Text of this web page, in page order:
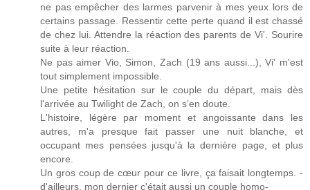
ne pas empêcher des larmes parvenir à mes yeux lors de
certains passage. Ressentir cette perte quand il est chassé
de chez lui. Attendre la réaction des parents de Vi'. Sourire
suite à leur réaction.
Ne pas aimer Vio, Simon, Zach (19 ans aussi...), Vi' m'est
tout simplement impossible.
Une petite hésitation sur le couple du départ, mais dès
l'arrivée au Twilight de Zach, on s’en doute.
L'histoire, légère par moment et angoissante dans les
autres, m'a presque fait passer une nuit blanche, et
occupant mes pensées jusqu'à la dernière page, et plus
encore.
Un gros coup de cœur pour ce livre, ça faisait longtemps. -
d'ailleurs, mon dernier c'était aussi un couple homo-